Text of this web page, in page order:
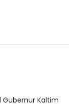
Gubernur Kaltim